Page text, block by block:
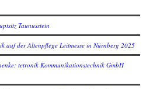
Taunusstein
auf der Altenpflege Leitmesse in Nürnberg 2025
tetronik Kommunikationstechnik GmbH